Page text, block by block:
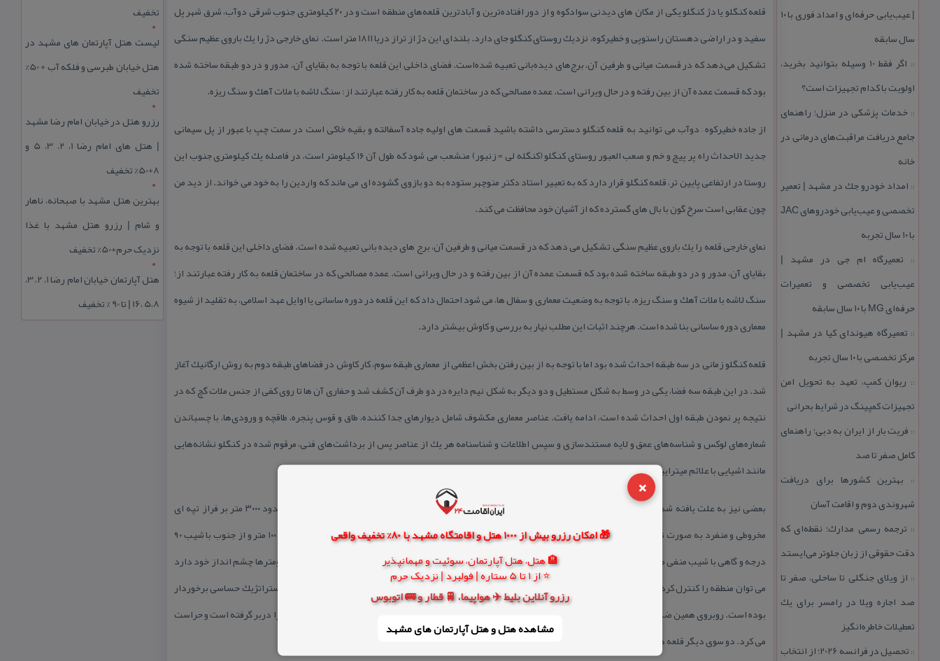
×
🎁 امکان رزرو بیش از 1000 هتل و اقامتگاه مشهد با 80% تخفیف واقعی
🏨 هتل، هتل آپارتمان، سوئیت و مهمانپذیر
⭐ از 1 تا 5 ستاره | فولبرد | نزدیک حرم
رزرو آنلاین بلیط ✈️ هواپیما، 🚆 قطار و 🚌 اتوبوس
مشاهده هتل و هتل‌ آپارتمان های مشهد
| عیب‌یابی حرفه‌ای و امداد فوری با ۱۰
سال سابقه
::
اگر فقط 10 وسیله بتوانید بخرید،
اولویت با كدام تجهیزات است؟
:: خدمات پزشكی در منزل؛ راهنمای
جامع دریافت مراقبت‌های درمانی در
خانه
:: امداد خودرو جك در مشهد | تعمیر
تخصصی و عیب‌یابی خودروهای JAC
با ۱۰ سال تجربه
:: تعمیرگاه ام جی در مشهد |
عیب‌یابی تخصصی و تعمیرات
حرفه‌ای MG با ۱۰ سال سابقه
:: تعمیرگاه هیوندای كیا در مشهد |
مركز تخصصی با ۱۰ سال تجربه
:: ریوان كمپ، تعهد به تحویل امن
تجهیزات كمپینگ در شرایط بحرانی
:: فریت بار از ایران به دبی؛ راهنمای
كامل صفر تا صد
:: بهترین كشورها برای دریافت
شهروندی دوم و اقامت آسان
:: ترجمه رسمی مدارك؛ نقطه‌ای كه
دقت حقوقی از زبان جلوتر می‌ایستد
:: از ویلای جنگلی تا ساحلی، صفر تا
صد اجاره ویلا در رامسر برای یك
تعطیلات خاطره‌انگیز
::
تحصیل در فرانسه 2026؛ از انتخاب
قلعه كنگلو یا دژ كنگلو یكی از مكان های دیدنی سوادكوه و از دور افتاده‌ترین و آبادترین قلعه‌های منطقه است و در ۲۰ كیلومتری جنوب شرقی دوآب، شرق شهر پل
سفید و در اراضی دهستان راستوپی و خطیركوه، نزدیك روستای كنگلو جای دارد. بلندای این دژ از تراز دریا ۱۸۱۱ متر است. نمای خارجی دژ را یك باروی عظیم سنگی
تشكیل می‌دهد كه در قسمت میانی و طرفین آن، برج‌های دیده‌بانی تعبیه شده‌است. فضای داخلی این قلعه با توجه به بقایای آن، مدور و در دو طبقه ساخته شده‌
بود كه قسمت عمده آن از بین رفته و در حال ویرانی است. عمده مصالحی كه در ساختمان قلعه به كار رفته عبارتند از: سنگ لاشه با ملات آهك و سنگ ریزه.
از جاده خطیركوه – دوآب می توانید به قلعه كنگلو دسترسی داشته باشید قسمت های اولیه جاده آسفالته و بقیه خاكی است در سمت چپ با عبور از پل سیمانی
جدید الاحداث راه پر پیچ و خم و صعب العبور روستای كنگلو (كنگله لی = زنبور) منشعب می شود كه طول آن ۱۶ كیلومتر است. در فاصله یك كیلومتری جنوب این
روستا در ارتفاعی پایین تر، قلعه كنگلو قرار دارد كه به تعبیر استاد دكتر منوچهر ستوده به دو بازوی گشوده ای می ماند كه واردین را به خود می خواند. از دید من
چون عقابی است سرخ گون با بال های گسترده كه از آشیان خود محافظت می كند.
نمای خارجی قلعه را یك باروی عظیم سنگی تشكیل می‌ دهد كه در قسمت میانی و طرفین آن، برج‌ های دیده‌ بانی تعبیه شده‌ است. فضای داخلی این قلعه با توجه به
بقایای آن، مدور و در دو طبقه ساخته شده‌ بود كه قسمت عمده آن از بین رفته و در حال ویرانی است. عمده مصالحی كه در ساختمان قلعه به كار رفته عبارتند از؛
سنگ لاشه با ملات آهك و سنگ ریزه. با توجه به وضعیت معماری و سفال ها، می شود احتمال داد كه این قلعه در دوره ساسانی یا اوایل عهد اسلامی، به تقلید از شیوه
معماری دوره ساسانی بنا شده است. هرچند اثبات این مطلب نیار به بررسی و كاوش بیشتر دارد.
قلعه كنگلو زمانی در سه طبقه احداث شده‌ بود اما با توجه به از بین رفتن بخش اعظمی از معماری طبقه سوم، كار كاوش در فضاهای طبقه دوم به روش ارگانیك آغاز
شد. در این طبقه سه فضا، یكی در وسط به شكل مستطیل و دو دیگر به شكل نیم دایره در دو طرف آن كشف شد و حفاری آن ها تا روی كفی از جنس ملات گچ كه در
نتیجه پر نمودن طبقه اول احداث شده‌ است، ادامه یافت. عناصر معماری مكشوف شامل دیوارهای جدا كننده، طاق و قوس پنجره، طاقچه و ورودی‌ها، با چسباندن
شماره‌های لوكس و شناسه‌های عمق و لایه مستند‌سازی و سپس اطلاعات و شناسنامه هر یك از عناصر پس از برداشت‌های فنی، مرقوم شده در كنگلو نشانه‌هایی
مانند اشیایی با علائم میتراییسمسی یافته‌ شده كه نشان می‌ دهد این مكان نیایشگاه مهر (میترا) بوده‌ است.
بعضی نیز به علت یافته‌ شدن چربی در این مكان؛ عقیده دارند این قلعه نیایشگاه آناهیتا (الهه‌ آب) بوده‌است. قلعه با مساحتی حدود ۳۰۰۰ متر بر فراز تپه ای
مخروطی و منفرد به صورت شمالی – جنوبی بنا شده است. ارتفاع این تپه در سمت شمال نسبت به دامنه خود با شیب ۴۰ درجه حدود ۱۰۰ متر و از جنوب با شیب ۹۰
درجه و گاهی با شیب منفی منتهی به دره ای می شود كه عمق آن حدود ۳۵۰ متر است. از ضلع جنوبی قلعه به سبب اشرافی كه بر كیلومترها چشم انداز خود دارد
می توان منطقه را كنترل كرد. این دره راه صعب العبوری به شهمیرزاد و سمنان دارد. از این رو می توان پذیرفت كه قلعه از موقعیت استراتژیك حساسی برخوردار
بوده است. روبروی همین ضلع، آن سوی دره، كوه قدمگاه باارتفاعی حدود ۱۰۰۰ متر قد برافراشته كه به صورت دیواره ای طبیعی ، منطقه را دربر گرفته است و حراست
می كرد. دو سوی دیگر قلعه هم با شیب تند به دامنه های خود منتهی می شود.
تخفیف
لیست هتل آپارتمان های مشهد در
هتل خیابان طبرسی و فلکه آب + 50%
تخفیف
رزرو هتل در خیابان امام رضا مشهد
| هتل‌ های امام رضا 1، 2، 3، 5 و
8+50% تخفیف
بهترین هتل مشهد با صبحانه، ناهار
و شام | رزرو هتل مشهد با غذا
نزدیک حرم+50% تخفیف
هتل آپارتمان خیابان امام رضا 1، 2، 3،
5،8 ،16 | تا 90 % تخفیف